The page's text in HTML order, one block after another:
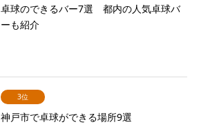
卓球のできるバー7選 都内の人気卓球バ
ーも紹介
3位
神戸市で卓球ができる場所9選